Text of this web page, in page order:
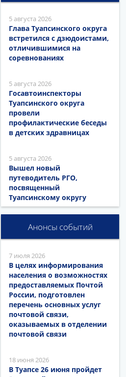
5 августа 2026
Глава Туапсинского округа
встретился с дзюдоистами,
отличившимися на
соревнованиях
5 августа 2026
Госавтоинспекторы
Туапсинского округа
провели
профилактические беседы
в детских здравницах
5 августа 2026
Вышел новый
путеводитель РГО,
посвященный
Туапсинскому округу
Анонсы событий
7 июля 2026
В целях информирования
населения о возможностях
предоставляемых Почтой
России, подготовлен
перечень основных услуг
почтовой связи,
оказываемых в отделении
почтовой связи
18 июня 2026
В Туапсе 26 июня пройдет